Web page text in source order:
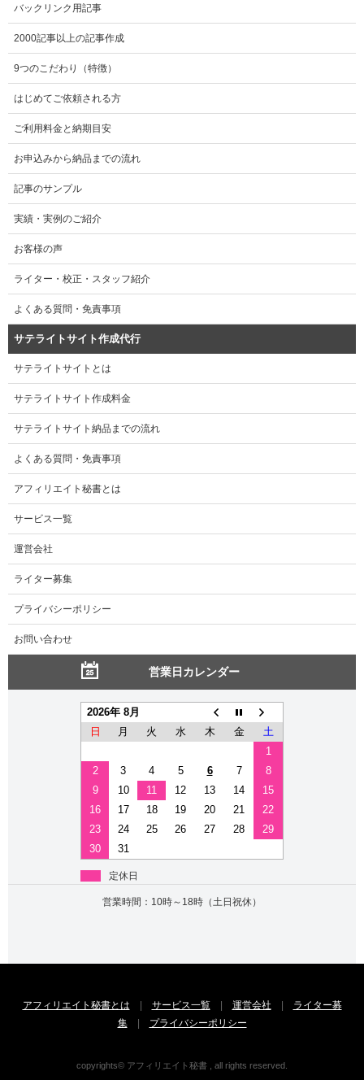
バックリンク用記事
2000記事以上の記事作成
9つのこだわり（特徴）
はじめてご依頼される方
ご利用料金と納期目安
お申込みから納品までの流れ
記事のサンプル
実績・実例のご紹介
お客様の声
ライター・校正・スタッフ紹介
よくある質問・免責事項
サテライトサイト作成代行
サテライトサイトとは
サテライトサイト作成料金
サテライトサイト納品までの流れ
よくある質問・免責事項
アフィリエイト秘書とは
サービス一覧
運営会社
ライター募集
プライバシーポリシー
お問い合わせ
営業日カレンダー
2026年 8月
日
月 火 水 木 金
土
1
2
3 4 5 6 7
8
9
10 11 12 13 14
15
16
17 18 19 20 21
22
23
24 25 26 27 28
29
30
31
定休日
営業時間：10時～18時（土日祝休）
アフィリエイト秘書とは | サービス一覧| 運営会社 |
ライター募
集| プライバシーポリシー
copyrights© アフィリエイト秘書 , all rights reserved.